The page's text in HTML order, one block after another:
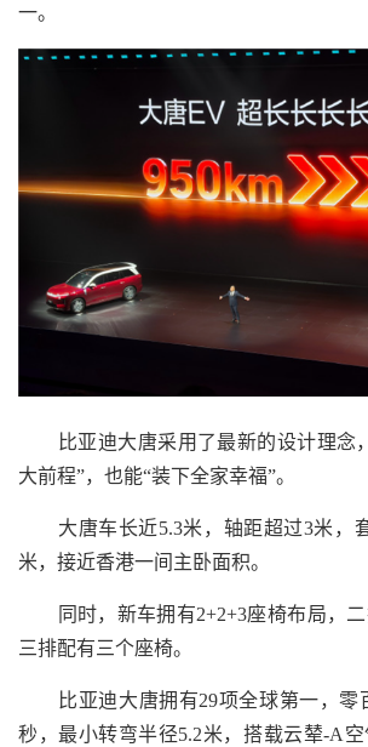
一。
比亚迪大唐采用了最新的设计理念
大前程”，也能“装下全家幸福”。
大唐车长近5.3米，轴距超过3米，
米，接近香港一间主卧面积。
同时，新车拥有2+2+3座椅布局，二
三排配有三个座椅。
比亚迪大唐拥有29项全球第一，零
秒，最小转弯半径5.2米，搭载云辇-A